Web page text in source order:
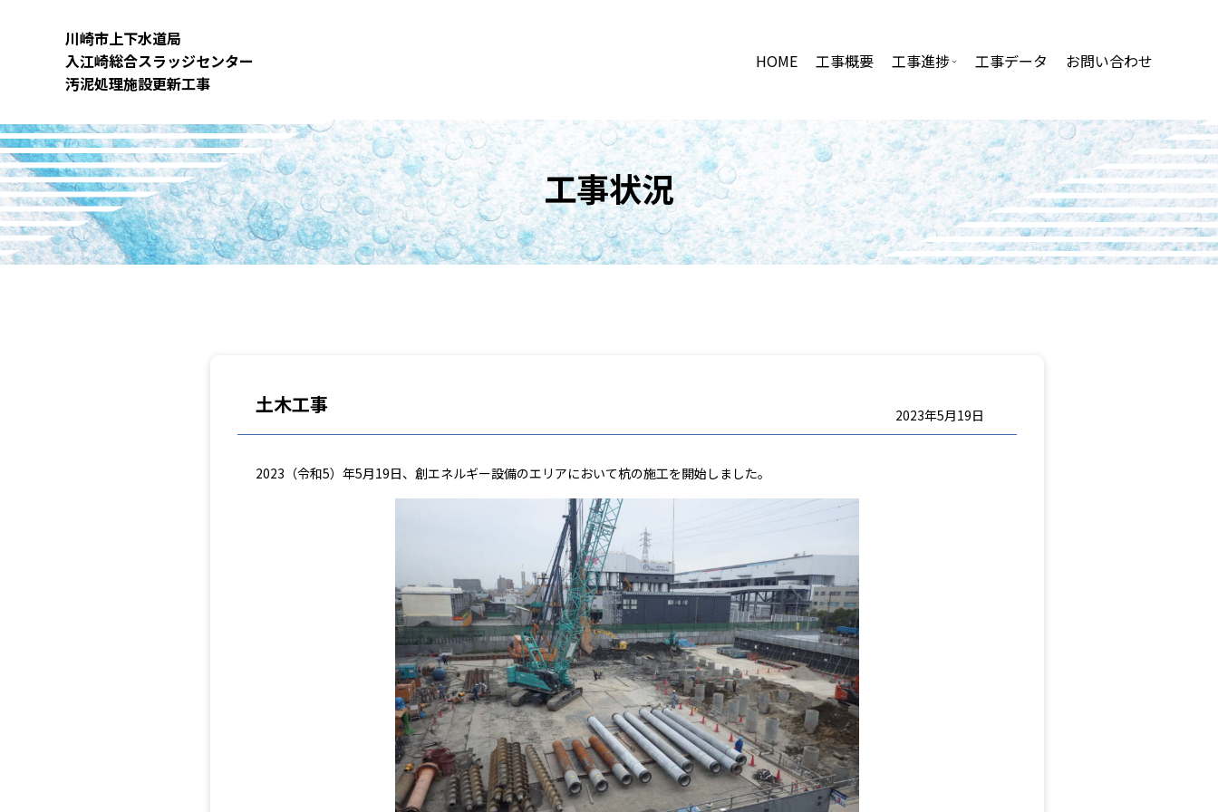
ッ
プ
川崎市上下⽔道局
⼊江崎総合スラッジセンター
汚泥処理施設更新⼯事
HOME 工事概要 工事進捗 工事データ お問い合わせ
工事状況
土木工事 2023年5月19日
2023（令和5）年5月19日、創エネルギー設備のエリアにおいて杭の施工を開始しました。